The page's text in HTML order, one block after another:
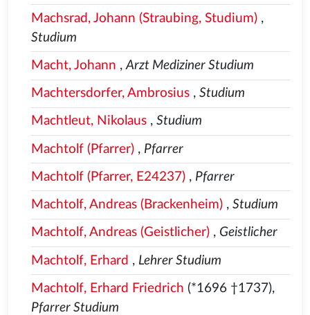
Machsrad, Johann (Straubing, Studium),
Studium
Macht, Johann ,Arzt Mediziner Studium
Machtersdorfer, Ambrosius, Studium
Machtleut, Nikolaus, Studium
Machtolf (Pfarrer), Pfarrer
Machtolf (Pfarrer, E24237), Pfarrer
Machtolf, Andreas (Brackenheim), Studium
Machtolf, Andreas (Geistlicher), Geistlicher
Machtolf, Erhard , Lehrer Studium
Machtolf, Erhard Friedrich (*1696 †1737),
Pfarrer Studium